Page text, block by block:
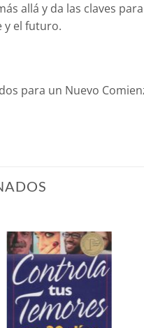
allá y da las claves
y el futuro.
para un Nuevo
Añadir
a la
lista de
deseos